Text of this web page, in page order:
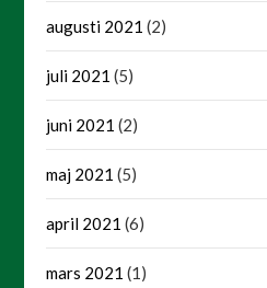
augusti 2021 (2)
juli 2021 (5)
juni 2021 (2)
maj 2021 (5)
april 2021 (6)
mars 2021 (1)